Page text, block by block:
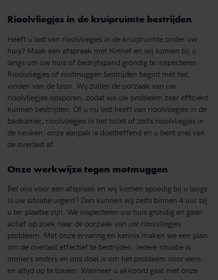
Rioolvliegjes in de kruipruimte bestrijden
Heeft u last van rioolvliegjes in de kruipruimte onder uw
huis? Maak een afspraak met Kinnef en wij komen bij u
langs om uw huis of bedrijfspand grondig te inspecteren.
Rioolvliegjes of motmuggen bestrijden begint met het
vinden van de bron. Wij zullen de oorzaak van uw
rioolvliegjes opsporen, zodat we uw probleem zeer efficiënt
kunnen bestrijden. Of u nu last heeft van rioolvliegjes in de
badkamer, rioolvliegjes in het toilet of zelfs rioolvliegjes in
de keuken; onze aanpak is doeltreffend en u bent snel van
de overlast af.
Onze werkwijze tegen motmuggen
Bel ons voor een afspraak en wij komen spoedig bij u langs.
Is uw situatie urgent? Dan kunnen wij zelfs binnen 4 uur bij
u ter plaatse zijn. We inspecteren uw huis grondig en gaan
actief op zoek naar de oorzaak van uw rioolvliegjes
probleem. Met onze ervaring en kennis maken we een plan
om de overlast effectief te bestrijden. Iedere situatie is
immers anders en ons doel is om het probleem voor eens
en altijd op te lossen. Wanneer u akkoord gaat met onze